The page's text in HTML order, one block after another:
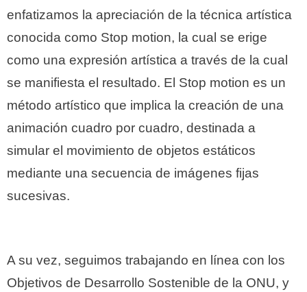
enfatizamos la apreciación de la técnica artística
conocida como Stop motion, la cual se erige
como una expresión artística a través de la cual
se manifiesta el resultado. El Stop motion es un
método artístico que implica la creación de una
animación cuadro por cuadro, destinada a
simular el movimiento de objetos estáticos
mediante una secuencia de imágenes fijas
sucesivas.
A su vez, seguimos trabajando en línea con los
Objetivos de Desarrollo Sostenible de la ONU, y